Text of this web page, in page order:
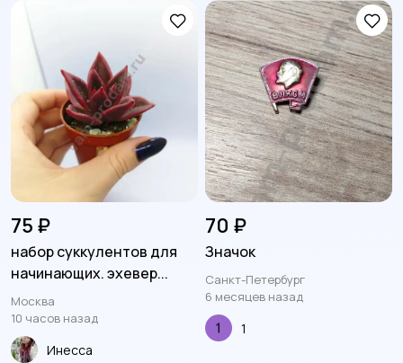
75 ₽
набор суккулентов для
начинающих. эхевер...
Москва
10 часов назад
Инесса
70 ₽
Значок
Санкт-Петербург
6 месяцев назад
1